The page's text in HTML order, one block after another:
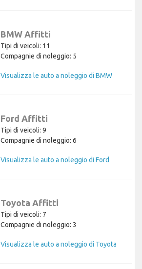
BMW Affitti
Tipi di veicoli: 11
Compagnie di noleggio: 5
Visualizza le auto a noleggio di BMW
Ford Affitti
Tipi di veicoli: 9
Compagnie di noleggio: 6
Visualizza le auto a noleggio di Ford
Toyota Affitti
Tipi di veicoli: 7
Compagnie di noleggio: 3
Visualizza le auto a noleggio di Toyota